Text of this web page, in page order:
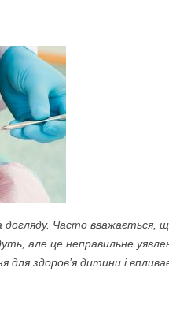
догляду. Часто вважається,
але це неправильне
для здоров’я дитини і